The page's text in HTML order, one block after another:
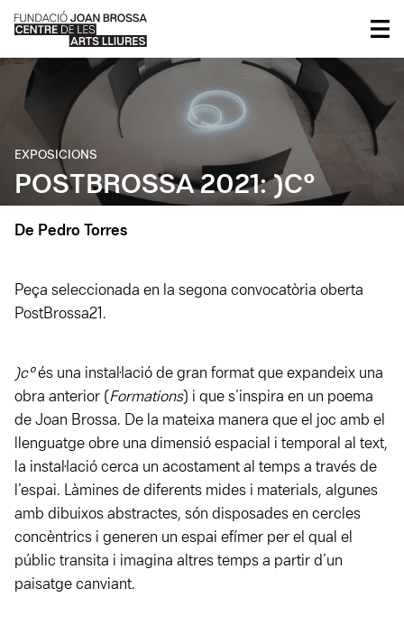
EXPOSICIONS
POSTBROSSA 2021: )Cº
De Pedro Torres
Peça seleccionada en la segona convocatòria oberta
PostBrossa21.
)cºés una instal·lació de gran format que expandeix una
obra anterior ( Formations) i que s’inspira en un poema
de Joan Brossa. De la mateixa manera que el joc amb el
llenguatge obre una dimensió espacial i temporal al text,
la instal·lació cerca un acostament al temps a través de
l’espai. Làmines de diferents mides i materials, algunes
amb dibuixos abstractes, són disposades en cercles
concèntrics i generen un espai efímer per el qual el
públic transita i imagina altres temps a partir d’un
paisatge canviant.